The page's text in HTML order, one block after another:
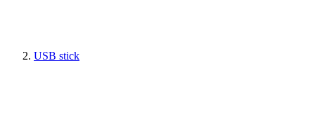
USB stick